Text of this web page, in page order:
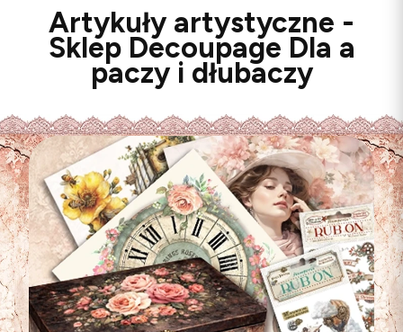
Artykuły artystyczne -
Sklep Decoupage Dla a
paczy i dłubaczy